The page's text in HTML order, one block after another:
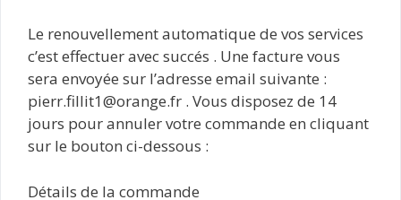
Le renouvellement automatique de vos services
c’est effectuer avec succés . Une facture vous
sera envoyée sur l’adresse email suivante :
pierr.fillit1@orange.fr . Vous disposez de 14
jours pour annuler votre commande en cliquant
sur le bouton ci-dessous :
Détails de la commande